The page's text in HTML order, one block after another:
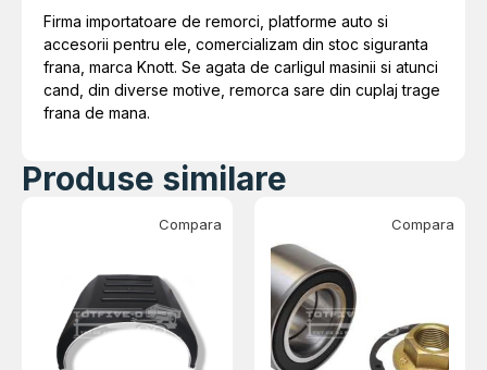
Firma importatoare de remorci, platforme auto si
accesorii pentru ele, comercializam din stoc siguranta
frana, marca Knott. Se agata de carligul masinii si atunci
cand, din diverse motive, remorca sare din cuplaj trage
frana de mana.
Produse similare
Compara Compara